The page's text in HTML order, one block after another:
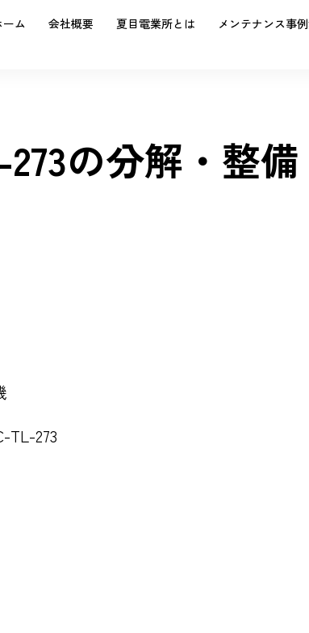
ーム 会社概要 夏目電業所とは メンテナンス事
の分解・整備
TL-273